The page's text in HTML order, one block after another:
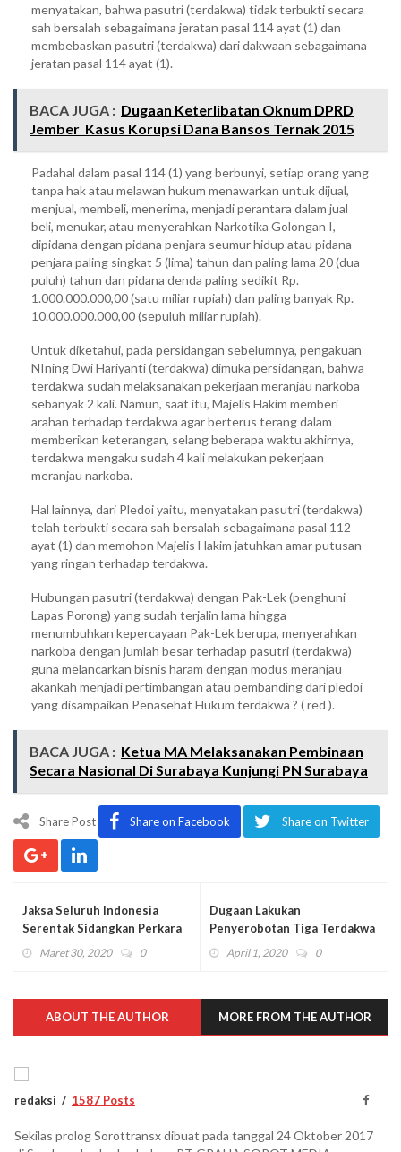
menyatakan, bahwa pasutri (terdakwa) tidak terbukti secara
sah bersalah sebagaimana jeratan pasal 114 ayat (1) dan
membebaskan pasutri (terdakwa) dari dakwaan sebagaimana
jeratan pasal 114 ayat (1).
BACA JUGA : Dugaan Keterlibatan Oknum DPRD
Jember Kasus Korupsi Dana Bansos Ternak 2015
Padahal dalam pasal 114 (1) yang berbunyi, setiap orang yang
tanpa hak atau melawan hukum menawarkan untuk dijual,
menjual, membeli, menerima, menjadi perantara dalam jual
beli, menukar, atau menyerahkan Narkotika Golongan I,
dipidana dengan pidana penjara seumur hidup atau pidana
penjara paling singkat 5 (lima) tahun dan paling lama 20 (dua
puluh) tahun dan pidana denda paling sedikit Rp.
1.000.000.000,00 (satu miliar rupiah) dan paling banyak Rp.
10.000.000.000,00 (sepuluh miliar rupiah).
Untuk diketahui, pada persidangan sebelumnya, pengakuan
NIning Dwi Hariyanti (terdakwa) dimuka persidangan, bahwa
terdakwa sudah melaksanakan pekerjaan meranjau narkoba
sebanyak 2 kali. Namun, saat itu, Majelis Hakim memberi
arahan terhadap terdakwa agar berterus terang dalam
memberikan keterangan, selang beberapa waktu akhirnya,
terdakwa mengaku sudah 4 kali melakukan pekerjaan
meranjau narkoba.
Hal lainnya, dari Pledoi yaitu, menyatakan pasutri (terdakwa)
telah terbukti secara sah bersalah sebagaimana pasal 112
ayat (1) dan memohon Majelis Hakim jatuhkan amar putusan
yang ringan terhadap terdakwa.
Hubungan pasutri (terdakwa) dengan Pak-Lek (penghuni
Lapas Porong) yang sudah terjalin lama hingga
menumbuhkan kepercayaan Pak-Lek berupa, menyerahkan
narkoba dengan jumlah besar terhadap pasutri (terdakwa)
guna melancarkan bisnis haram dengan modus meranjau
akankah menjadi pertimbangan atau pembanding dari pledoi
yang disampaikan Penasehat Hukum terdakwa ? ( red ).
BACA JUGA : Ketua MA Melaksanakan Pembinaan
Secara Nasional Di Surabaya Kunjungi PN Surabaya
Share Post Share on Facebook Share on Twitter
Jaksa Seluruh Indonesia
Serentak Sidangkan Perkara
Secara Online
Maret 30, 2020 0
Dugaan Lakukan
Penyerobotan Tiga Terdakwa
Jalani Sidang Putusan
April 1, 2020 0
ABOUT THE AUTHOR MORE FROM THE AUTHOR
redaksi 1587 Posts
Sekilas prolog Sorottransx dibuat pada tanggal 24 Oktober 2017